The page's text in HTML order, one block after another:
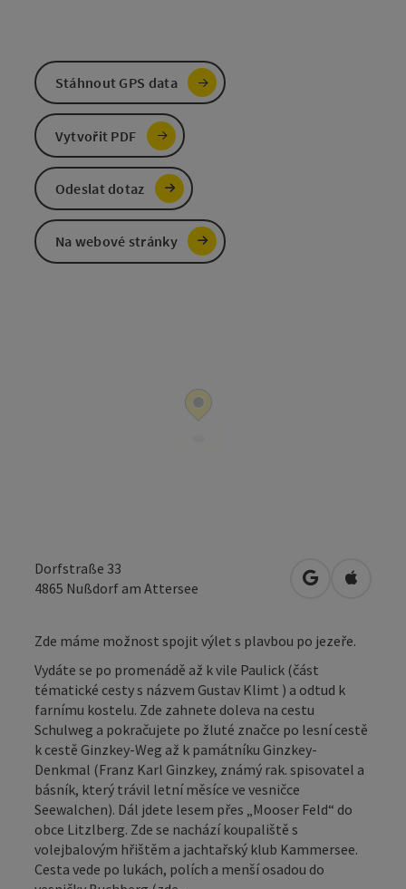
Dorfstraße 33
4865 Nußdorf am Attersee Otevřít vOtevřít
Zde máme možnost spojit výlet s plavbou po jezeře.
Vydáte se po promenádě až k vile Paulick (část
tématické cesty s názvem Gustav Klimt ) a odtud k
farnímu kostelu. Zde zahnete doleva na cestu
Schulweg a pokračujete po žluté značce po lesní cestě
k cestě Ginzkey-Weg až k památníku Ginzkey-
Denkmal (Franz Karl Ginzkey, známý rak. spisovatel a
básník, který trávil letní měsíce ve vesničce
Seewalchen). Dál jdete lesem přes „Mooser Feld“ do
obce Litzlberg. Zde se nachází koupaliště s
volejbalovým hřištěm a jachtařský klub Kammersee.
Cesta vede po lukách, polích a menší osadou do
Stáhnout GPS data
Vytvořit PDF
Odeslat dotaz
Na webové stránky